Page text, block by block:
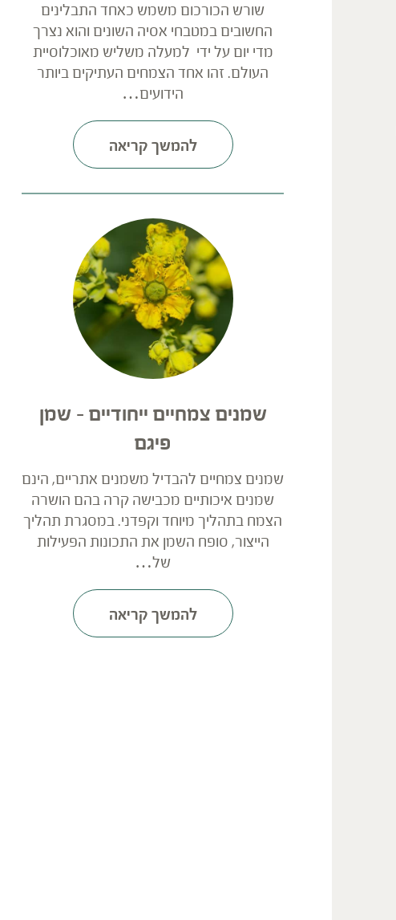
שורש הכורכום משמש כאחד התבלינים
החשובים במטבחי אסיה השונים והוא נצרך
מדי יום על ידי למעלה משליש מאוכלוסיית
העולם. זהו אחד הצמחים העתיקים ביותר
הידועים…
להמשך קריאה
שמנים צמחיים ייחודיים – שמן
פיגם
שמנים צמחיים להבדיל משמנים אתריים, הינם
שמנים איכותיים מכבישה קרה בהם הושרה
הצמח בתהליך מיוחד וקפדני. במסגרת תהליך
הייצור, סופח השמן את התכונות הפעילות
של…
להמשך קריאה